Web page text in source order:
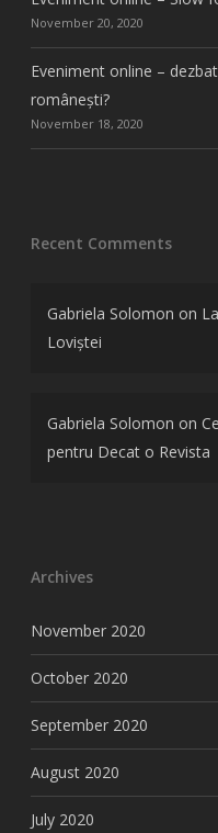
November 20, 2020
Eveniment online –
românești?
November 18, 2020
Recent Comments
Gabriela Solomon on
Loviștei
Gabriela Solomon on
pentru Decat o Revista
Archives
November 2020
October 2020
September 2020
August 2020
July 2020